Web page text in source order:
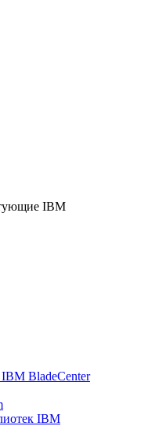
IBM
BladeCenter
IBM